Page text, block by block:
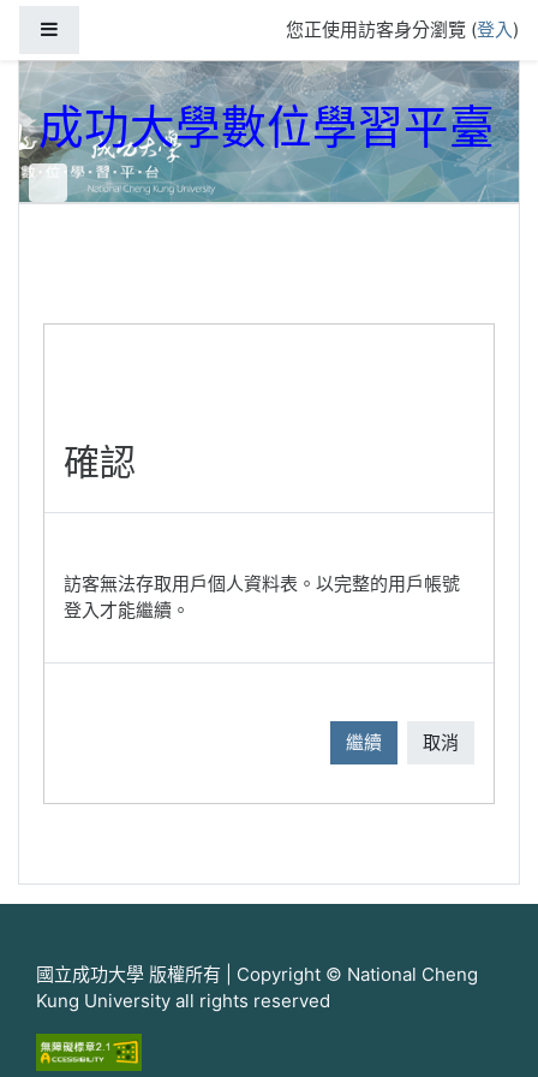
您正使用訪客身分瀏覽 (登入)
成功大學數位學習平臺
確認
訪客無法存取用戶個人資料表。以完整的用戶帳號
登入才能繼續。
繼續 取消
國立成功大學 版權所有 | Copyright © National Cheng
Kung University all rights reserved